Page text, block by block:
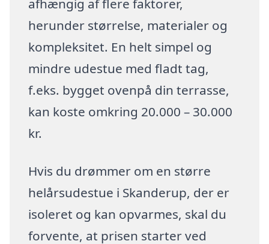
herunder størrelse, materialer og
kompleksitet. En helt simpel og
mindre udestue med fladt tag,
f.eks. bygget ovenpå din terrasse,
kan koste omkring 20.000 – 30.000
kr.
Hvis du drømmer om en større
helårsudestue i Skanderup, der er
isoleret og kan opvarmes, skal du
forvente, at prisen starter ved